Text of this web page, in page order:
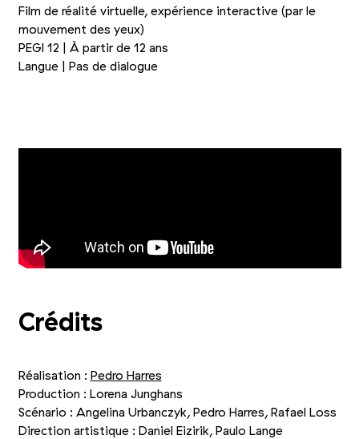
Film de réalité virtuelle, expérience interactive (par le
mouvement des yeux)
PEGI 12 | À partir de 12 ans
Langue | Pas de dialogue
Crédits
Réalisation : Pedro Harres
Production : Lorena Junghans
Scénario : Angelina Urbanczyk, Pedro Harres, Rafael Loss
Direction artistique : Daniel Eizirik, Paulo Lange